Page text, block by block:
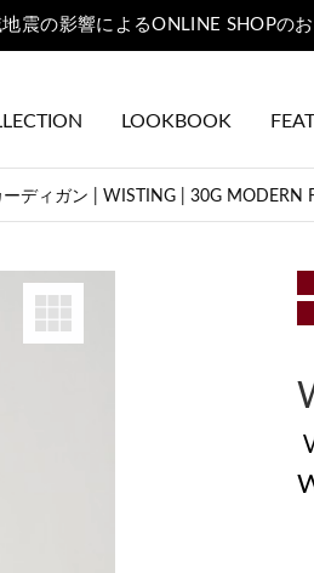
震の影響によるONLINE SHOPの
LOOKBOOK
ディガン | WISTING | 30G MODERN